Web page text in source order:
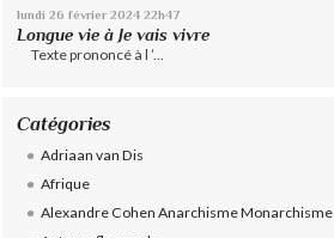
lundi 26 février 2024 22h47
Longue vie à Je vais vivre
Texte prononcé à l ’...
Catégories
Adriaan van Dis
Afrique
Alexandre Cohen Anarchisme Monarchisme